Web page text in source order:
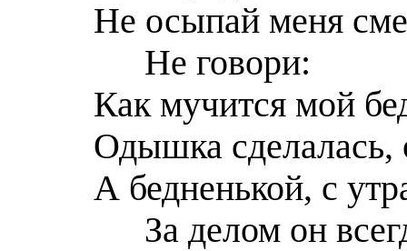
Не осыпай меня
Не говори:
Как мучится мой
Одышка сделалась,
А бедненькой, с
За делом он